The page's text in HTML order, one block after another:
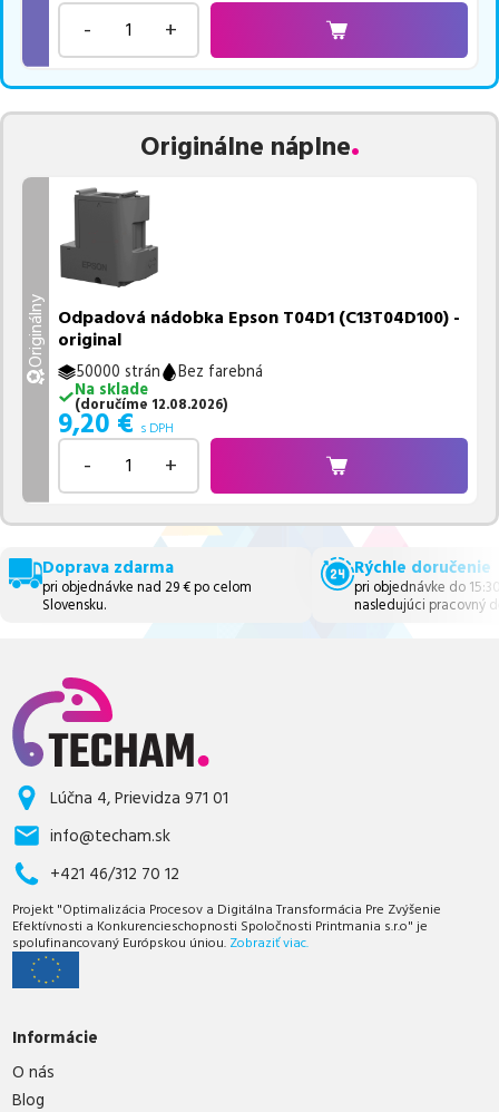
- +
Originálne náplne
Originálny Odpadová nádobka Epson T04D1 (C13T04D100) -
original
50000 strán
Bez farebná
Na sklade
(doručíme 12.08.2026)
9,20 € s DPH
- +
Doprava zdarma
pri objednávke nad 29 € po celom
Slovensku.
Rýchle doručenie
pri objednávke do
nasledujúci pracovný
Lúčna 4, Prievidza 971 01
info@techam.sk
+421 46/312 70 12
Projekt "Optimalizácia Procesov a Digitálna Transformácia Pre Zvýšenie
Efektívnosti a Konkurencieschopnosti Spoločnosti Printmania s.r.o" je
spolufinancovaný Európskou úniou. Zobraziť viac.
Informácie
O nás
Blog